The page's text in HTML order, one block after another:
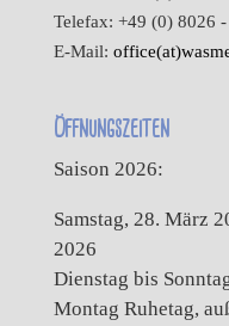
Telefax: +49 (0) 8026
E-Mail:
Öffnungszeiten
Saison 2026:
Samstag, 28. März
2026
Dienstag bis
Montag Ruhetag,